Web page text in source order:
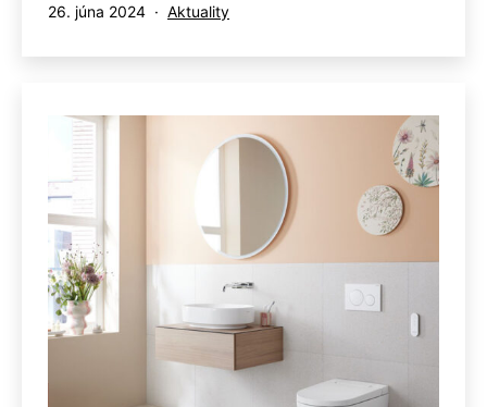
Publikované
26. júna 2024
Kategorizované
Aktuality